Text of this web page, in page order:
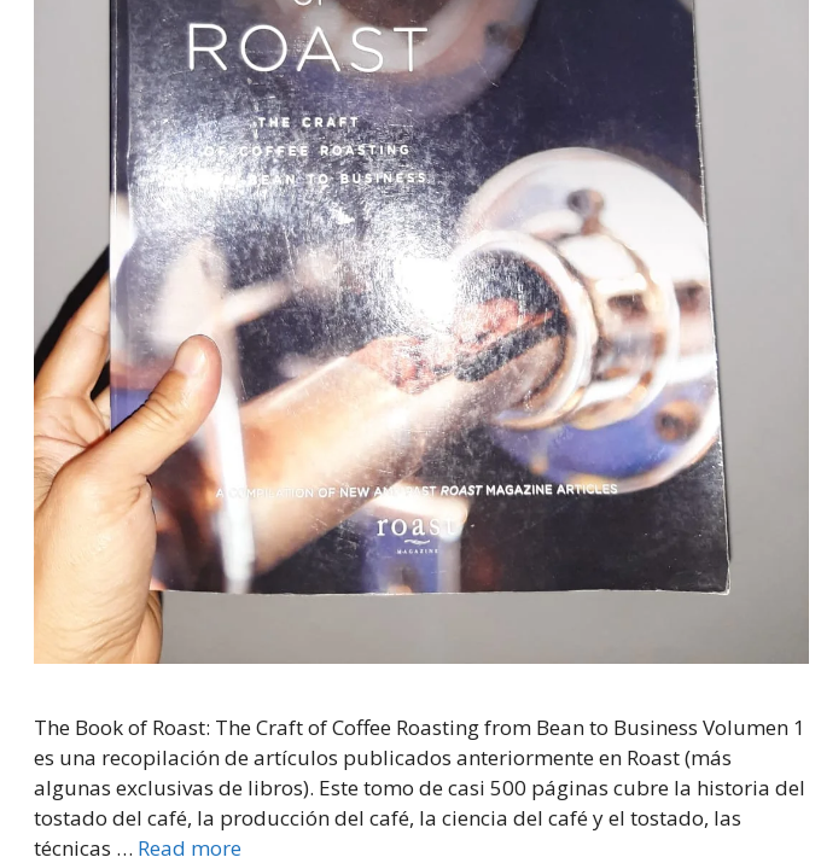
The Book of Roast: The Craft of Coffee Roasting from Bean to Business Volumen 1
es una recopilación de artículos publicados anteriormente en Roast (más
algunas exclusivas de libros). Este tomo de casi 500 páginas cubre la historia del
tostado del café, la producción del café, la ciencia del café y el tostado, las
técnicas … Read more